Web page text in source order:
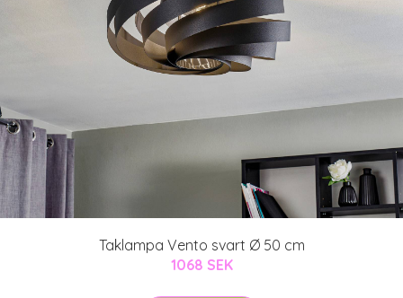
Taklampa Vento svart Ø 50 cm
1068 SEK